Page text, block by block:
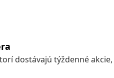
dostávajú týždenné akcie,